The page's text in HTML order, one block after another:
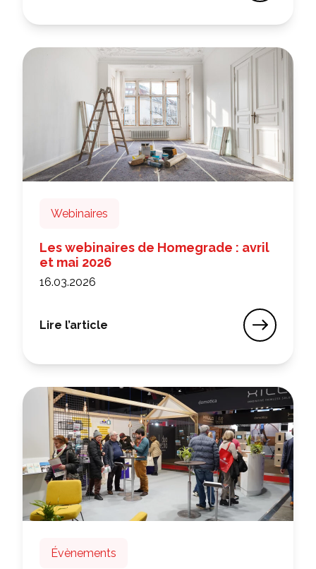
Les webinaires de Homegrade : avril
et mai 2026
Webinaires
16.03.2026
Lire l’article
Les webinaires de Homegrade : avril et mai
Évènements